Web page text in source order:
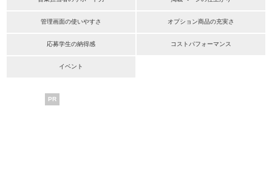
管理画面の使いやすさ オプション商品の充実さ
応募学生の納得感 コストパフォーマンス
イベント
PR